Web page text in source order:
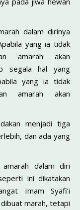
dalam dirinya
yang ia tidak
amarah akan
segala hal yang
yang ia tidak
amarah akan
menjadi tiga
dan ada yang
dalam diri
ini dikatakan
Imam Syafi’i
dibuat marah, tetapi